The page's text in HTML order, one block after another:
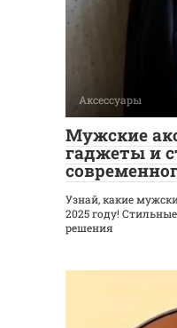
Аксессуары
Мужские
гаджеты и
Узнай, какие
2025 году!
решения